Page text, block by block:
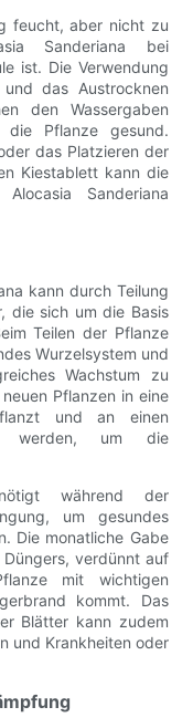
feucht, aber nicht zu
Sanderiana bei
ist. Die Verwendung
das Austrocknen
den Wassergaben
Pflanze gesund.
das Platzieren der
Kiestablett kann die
Sanderiana
kann durch Teilung
die sich um die Basis
Teilen der Pflanze
Wurzelsystem und
Wachstum zu
Pflanzen in eine
und an einen
werden, um die
während der
um gesundes
Die monatliche Gabe
Düngers, verdünnt auf
mit wichtigen
kommt. Das
Blätter kann zudem
und Krankheiten oder